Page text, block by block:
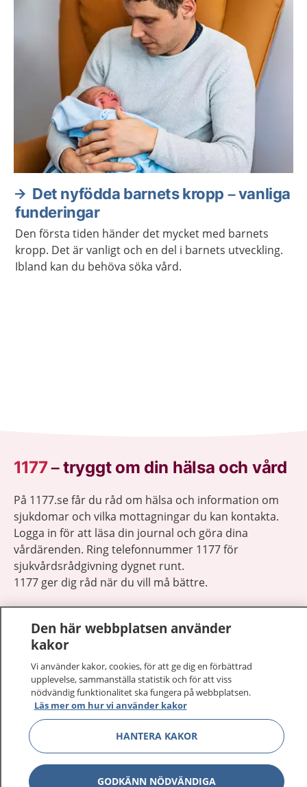
Det nyfödda barnets kropp – vanliga
funderingar
Den första tiden händer det mycket med barnets
kropp. Det är vanligt och en del i barnets utveckling.
Ibland kan du behöva söka vård.
1177–tryggt om din hälsa och vård
På 1177.se får du råd om hälsa och information om
sjukdomar och vilka mottagningar du kan kontakta.
Logga in för att läsa din journal och göra dina
vårdärenden. Ring telefonnummer 1177 för
sjukvårdsrådgivning dygnet runt.
1177 ger dig råd när du vill må bättre.
1177 på flera språk
Om 1177
Kontakt Visa
Den här webbplatsen använder
kakor
Vi använder kakor, cookies, för att ge dig en förbättrad
upplevelse, sammanställa statistik och för att viss
nödvändig funktionalitet ska fungera på webbplatsen.
Läs mer om hur vi använder kakor
HANTERA KAKOR
GODKÄNN NÖDVÄNDIGA